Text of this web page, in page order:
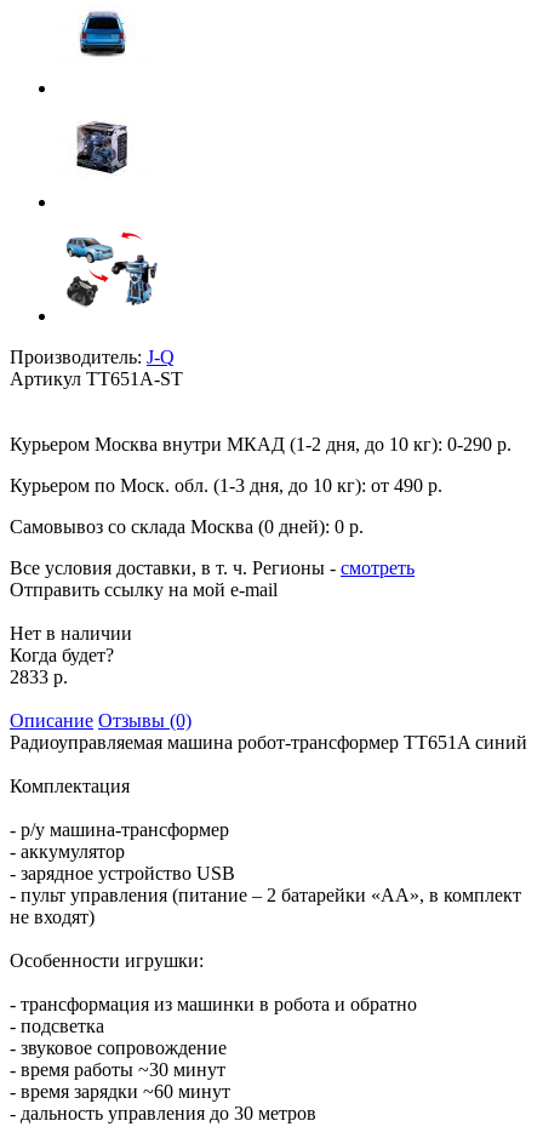
Производитель: J-Q
Артикул TT651A-ST
Курьером Москва внутри МКАД (1-2 дня, до 10 кг): 0-290 р.
Курьером по Моск. обл. (1-3 дня, до 10 кг): от 490 р.
Самовывоз со склада Москва (0 дней): 0 р.
Все условия доставки, в т. ч. Регионы - смотреть
Отправить ссылку на мой e-mail
Нет в наличии
Когда будет?
2833 р.
Описание Отзывы (0)
Радиоуправляемая машина робот-трансформер TT651A синий
Комплектация
- р/у машина-трансформер
- аккумулятор
- зарядное устройство USB
- пульт управления (питание – 2 батарейки «АА», в комплект
не входят)
Особенности игрушки:
- трансформация из машинки в робота и обратно
- подсветка
- звуковое сопровождение
- время работы ~30 минут
- время зарядки ~60 минут
- дальность управления до 30 метров